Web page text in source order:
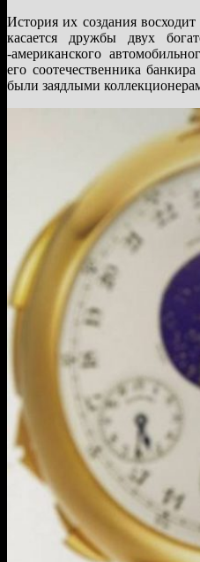
История их создания
касается дружбы двух
-американского
его соотечественника
были заядлыми